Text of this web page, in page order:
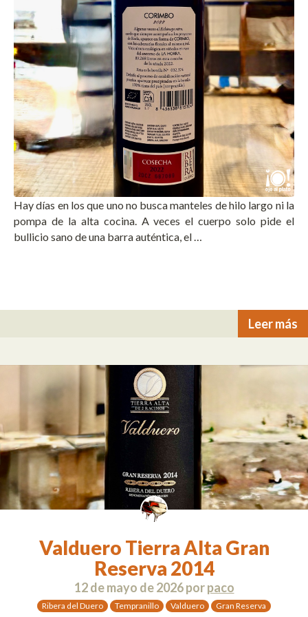
Hay días en los que uno no busca manteles de hilo largo ni la
pompa de la alta cocina. A veces el cuerpo solo pide el
bullicio sano de una barra auténtica, el …
Leer más
Valduero Tierra Alta Gran
Reserva 2014
12 de mayo de 2026porpaco
Ribera del Duero Tempranillo Valduero Gran Reserva